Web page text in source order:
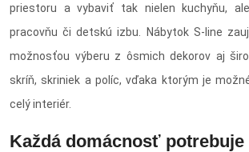
priestoru a vybaviť tak nielen kuchyňu,
pracovňu či detskú izbu. Nábytok S-line
možnosťou výberu z ôsmich dekorov aj
skríň, skriniek a políc, vďaka ktorým je
celý interiér.
Každá domácnosť